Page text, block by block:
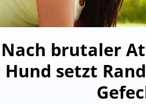
Nach brutaler
Hund setzt